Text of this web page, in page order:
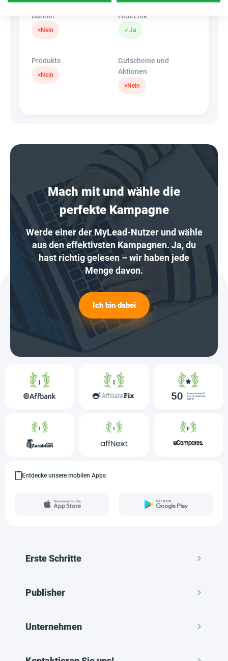
Banner
×Nein
HideLink
✓Ja
Produkte
×Nein
Gutscheine und
Aktionen
×Nein
Mach mit und wähle die
perfekte Kampagne
Werde einer der MyLead-Nutzer und wähle
aus den effektivsten Kampagnen. Ja, du
hast richtig gelesen – wir haben jede
Menge davon.
Ich bin dabei
Entdecke unsere mobilen Apps
Erste Schritte
Publisher
Unternehmen